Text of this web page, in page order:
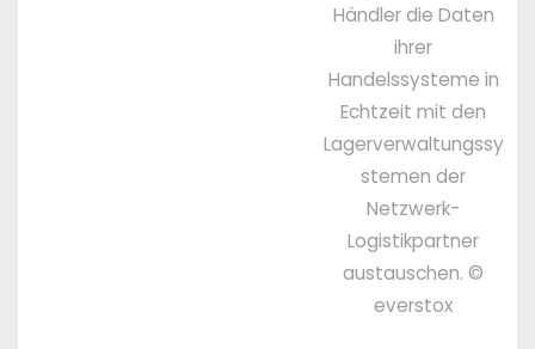
Händler die Daten
ihrer
Handelssysteme in
Echtzeit mit den
Lagerverwaltungssy
stemen der
Netzwerk-
Logistikpartner
austauschen. ©
everstox